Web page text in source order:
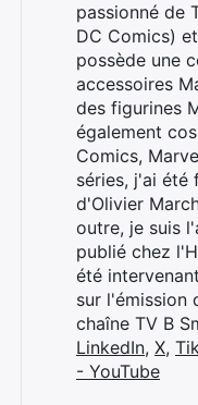
passionné de
DC Comics)
possède une
accessoires
des figurines
également
Comics,
séries, j'ai été
d'Olivier
outre, je suis
publié chez
été
sur l'émission
chaîne TV B
LinkedIn, X,
- YouTube